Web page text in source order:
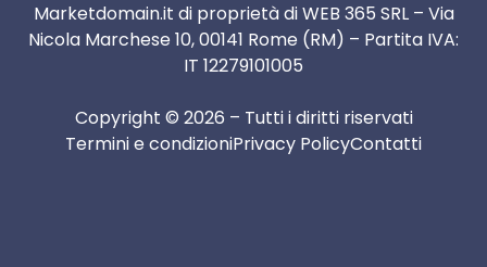
Marketdomain.it di proprietà di WEB 365 SRL – Via
Nicola Marchese 10, 00141 Rome (RM) – Partita IVA:
IT 12279101005
Copyright © 2026 – Tutti i diritti riservati
Termini e condizioniPrivacy PolicyContatti